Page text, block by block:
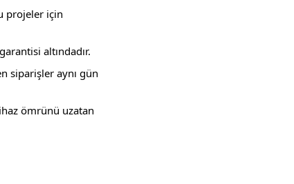
projeler için
altındadır.
siparişler aynı gün
ömrünü uzatan